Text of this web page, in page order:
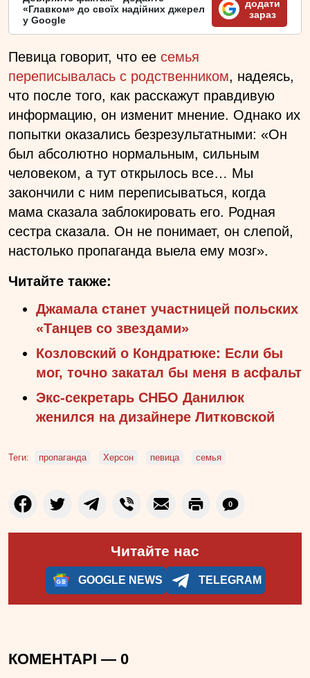
«Главком» до своїх надійних джерел
у Google
додати
зараз
Певица говорит, что ее семья
переписывалась с родственником, надеясь,
что после того, как расскажут правдивую
информацию, он изменит мнение. Однако их
попытки оказались безрезультатными: «Он
был абсолютно нормальным, сильным
человеком, а тут открылось все… Мы
закончили с ним переписываться, когда
мама сказала заблокировать его. Родная
сестра сказала. Он не понимает, он слепой,
настолько пропаганда выела ему мозг».
Читайте также:
Джамала станет участницей польских
«Танцев со звездами»
Козловский о Кондратюке: Если бы
мог, точно закатал бы меня в асфальт
Экс-секретарь СНБО Данилюк
женился на дизайнере Литковской
Теги: пропаганда Херсон певица семья
0
Читайте нас
GOOGLE NEWS TELEGRAM
КОМЕНТАРІ — 0